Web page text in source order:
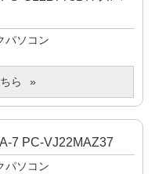
パソコン
ら
7 PC-VJ22MAZ37
パソコン